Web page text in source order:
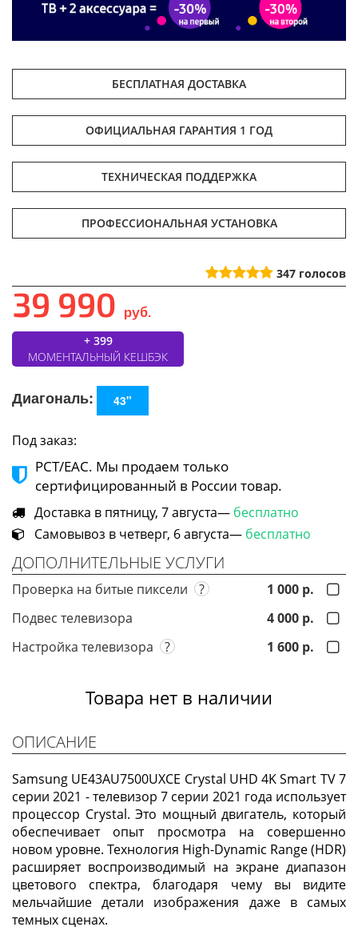
БЕСПЛАТНАЯ ДОСТАВКА
ОФИЦИАЛЬНАЯ ГАРАНТИЯ 1 ГОД
ТЕХНИЧЕСКАЯ ПОДДЕРЖКА
ПРОФЕССИОНАЛЬНАЯ УСТАНОВКА
347 голосов
39 990 руб.
+ 399
МОМЕНТАЛЬНЫЙ КЕШБЭК
Диагональ: 43"
Под заказ:
РСТ/ЕАС. Мы продаем только
сертифицированный в России товар.
Доставка в пятницу, 7 августа— бесплатно
Самовывоз в четверг, 6 августа— бесплатно
ДОПОЛНИТЕЛЬНЫЕ УСЛУГИ
Проверка на битые пиксели ?
1 000 р.
Подвес телевизора
4 000 р.
Настройка телевизора
? 1 600 р.
Товара нет в наличии
ОПИСАНИЕ
Samsung UE43AU7500UXCE Crystal UHD 4K Smart TV 7
серии 2021 - телевизор 7 серии 2021 года использует
процессор Crystal. Это мощный двигатель, который
обеспечивает опыт просмотра на совершенно
новом уровне. Технология High-Dynamic Range (HDR)
расширяет воспроизводимый на экране диапазон
цветового спектра, благодаря чему вы видите
мельчайшие детали изображения даже в самых
темных сценах.